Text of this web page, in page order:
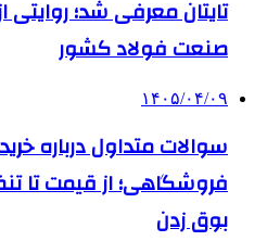
تایتان معرفی شد؛ روایتی
صنعت فولاد کشور
۱۴۰۵/۰۴/۰۹
سوالات متداول درباره
فروشگاهی؛ از قیمت تا
بوق زدن